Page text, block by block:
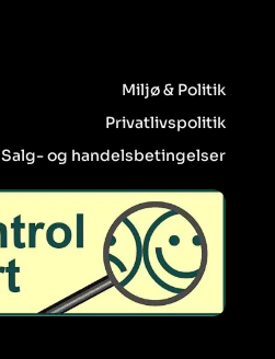
Miljø & Politik
Privatlivspolitik
Salg- og handelsbetingelser